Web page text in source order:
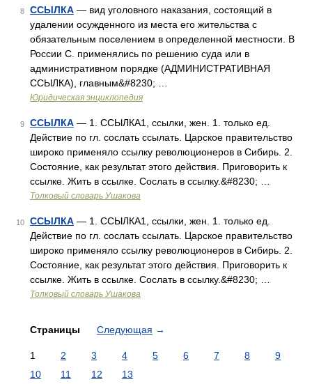
8 ССЫЛКА — вид уголовного наказания, состоящий в
удалении осужденного из места его жительства с
обязательным поселением в определенной местности. В
России С. применялись по решению суда или в
административном порядке (АДМИНИСТРАТИВНАЯ
ССЫЛКА), главным&#8230; …
Юридическая энциклопедия
9 ССЫЛКА — 1. ССЫЛКА1, ссылки, жен. 1. только ед.
Действие по гл. сослать ссылать. Царское правительство
широко применяло ссылку революционеров в Сибирь. 2.
Состояние, как результат этого действия. Приговорить к
ссылке. Жить в ссылке. Сослать в ссылку.&#8230; …
Толковый словарь Ушакова
10 ССЫЛКА — 1. ССЫЛКА1, ссылки, жен. 1. только ед.
Действие по гл. сослать ссылать. Царское правительство
широко применяло ссылку революционеров в Сибирь. 2.
Состояние, как результат этого действия. Приговорить к
ссылке. Жить в ссылке. Сослать в ссылку.&#8230; …
Толковый словарь Ушакова
Страницы Следующая →
1 2 3 4 5 6 7 8
9
10
11 12 13